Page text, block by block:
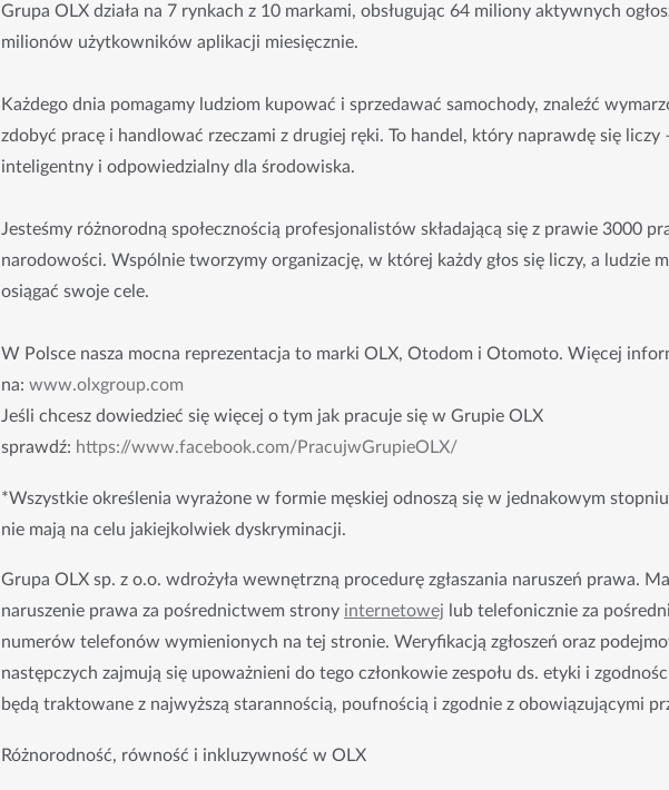
Grupa OLX działa na 7 rynkach z 10 markami, obsługując 64 miliony aktywnych
milionów użytkowników aplikacji miesięcznie.
Każdego dnia pomagamy ludziom kupować i sprzedawać samochody, znaleźć
zdobyć pracę i handlować rzeczami z drugiej ręki. To handel, który naprawdę się liczy
inteligentny i odpowiedzialny dla środowiska.
Jesteśmy różnorodną społecznością profesjonalistów składającą się z prawie 3000
narodowości. Wspólnie tworzymy organizację, w której każdy głos się liczy, a ludzie
osiągać swoje cele.
W Polsce nasza mocna reprezentacja to marki OLX, Otodom i Otomoto. Więcej
na: www.olxgroup.com
Jeśli chcesz dowiedzieć się więcej o tym jak pracuje się w Grupie OLX
sprawdź: https://www.facebook.com/PracujwGrupieOLX/
*Wszystkie określenia wyrażone w formie męskiej odnoszą się w jednakowym stopniu
nie mają na celu jakiejkolwiek dyskryminacji.
Grupa OLX sp. z o.o. wdrożyła wewnętrzną procedurę zgłaszania naruszeń prawa.
naruszenie prawa za pośrednictwem strony internetowej lub telefonicznie za
numerów telefonów wymienionych na tej stronie. Weryfikacją zgłoszeń oraz
następczych zajmują się upoważnieni do tego członkowie zespołu ds. etyki i
będą traktowane z najwyższą starannością, poufnością i zgodnie z obowiązującymi
Różnorodność, równość i inkluzywność w OLX